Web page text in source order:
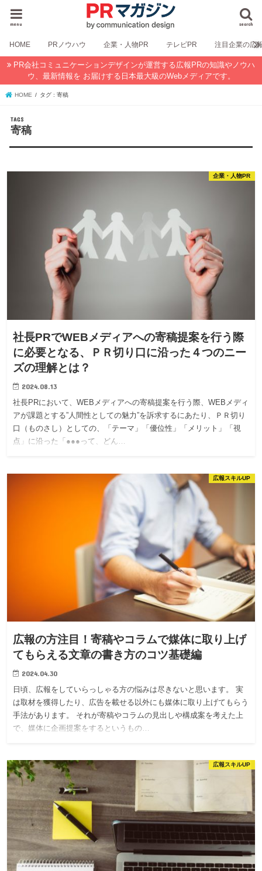
search
menu
HOME PRノウハウ 企業・人物PR テレビPR 注目企業の広
PR会社コミュニケーションデザインが運営する広報PRの知識やノウハ
ウ、最新情報を お届けする日本最大級のWebメディアです。
HOME タグ : 寄稿
寄稿
企業・人物PR
社長PRでWEBメディアへの寄稿提案を行う際
に必要となる、ＰＲ切り口に沿った４つのニー
ズの理解とは？
2024.08.13
社長PRにおいて、WEBメディアへの寄稿提案を行う際、WEBメディ
アが課題とする”人間性としての魅力”を訴求するにあたり、ＰＲ切り
口（ものさし）としての、「テーマ」「優位性」「メリット」「視
点」に沿った「●●●って、どん…
広報スキルUP
広報の方注目！寄稿やコラムで媒体に取り上げ
てもらえる文章の書き方のコツ基礎編
2024.04.30
日頃、広報をしていらっしゃる方の悩みは尽きないと思います。 実
は取材を獲得したり、広告を載せる以外にも媒体に取り上げてもらう
手法があります。 それが寄稿やコラムの見出しや構成案を考えた上
で、媒体に企画提案をするというもの…
広報スキルUP